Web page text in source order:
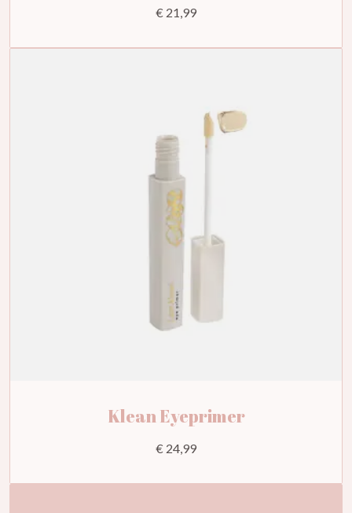
€ 21,99
Klean Eyeprimer
€ 24,99